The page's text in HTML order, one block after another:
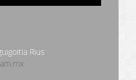
Rius